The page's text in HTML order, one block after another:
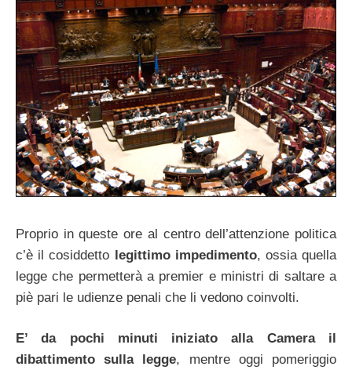
Proprio in queste ore al centro dell’attenzione politica
c’è il cosiddetto legittimo impedimento, ossia quella
legge che permetterà a premier e ministri di saltare a
piè pari le udienze penali che li vedono coinvolti.
E’ da pochi minuti iniziato alla Camera il
dibattimento sulla legge, mentre oggi pomeriggio